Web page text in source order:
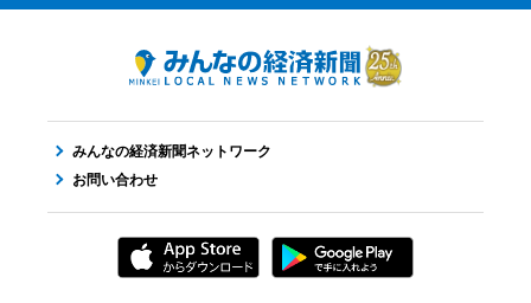
みんなの経済新聞ネットワーク
お問い合わせ